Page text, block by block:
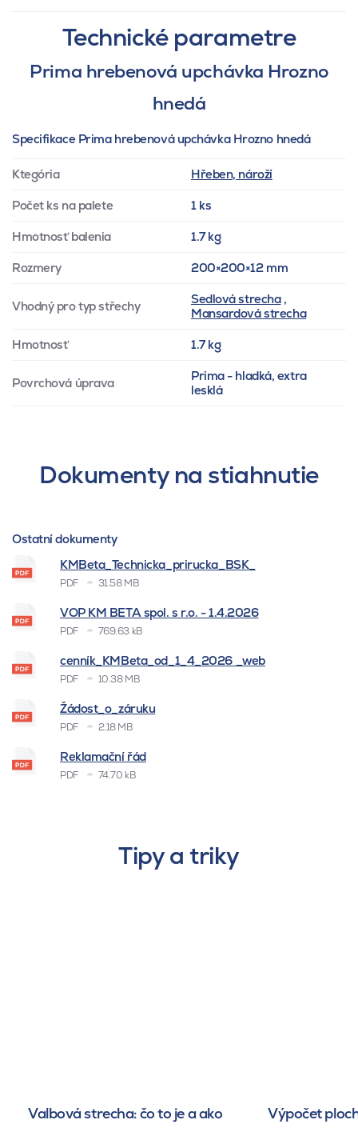
Technické parametre
Prima hrebenová upchávka Hrozno
hnedá
Specifikace Prima hrebenová upchávka Hrozno hnedá
Ktegória Hřeben, nároží
Počet ks na palete 1 ks
Hmotnosť balenia 1.7 kg
Rozmery 200×200×12 mm
Vhodný pro typ střechy Sedlová strecha,
Mansardová strecha
Hmotnosť 1.7 kg
Povrchová úprava
Prima - hladká, extra
lesklá
Dokumenty na stiahnutie
Ostatní dokumenty
KMBeta_Technicka_prirucka_BSK_
PDF 31.58 MB
VOP KM BETA spol. s r.o. - 1.4.2026
PDF 769.63 kB
cenník_KMBeta_od_1_4_2026 _web
PDF 10.38 MB
Žádost_o_záruku
PDF 2.18 MB
Reklamační řád
PDF 74.70 kB
Tipy a triky
Valbová strecha: čo to je a ako
Výpočet